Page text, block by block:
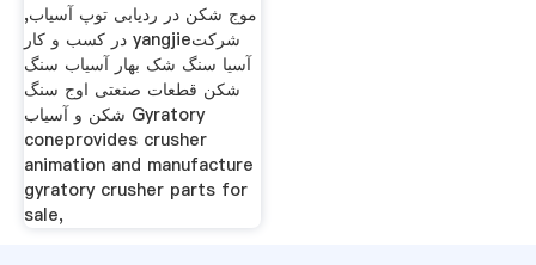
موج شکن در ردیابی توپ آسیاب,
در کسب و کار yangjieشرکت
آسیا سنگ شک بهار آسیاب سنگ
شکن قطعات صنعتی اوج سنگ
شکن و آسیاب Gyratory
coneprovides crusher
animation and manufacture
gyratory crusher parts for
sale,